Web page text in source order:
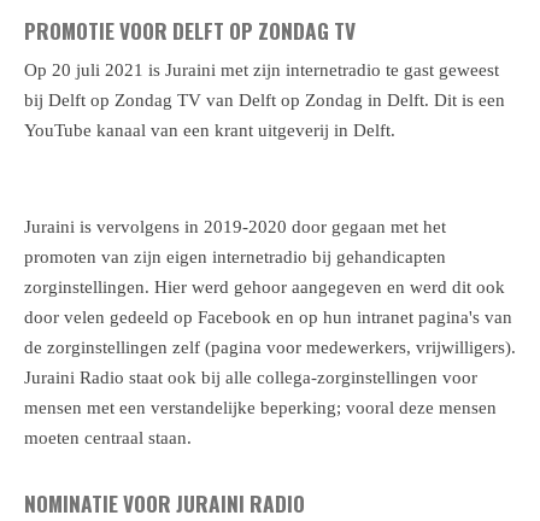
PROMOTIE VOOR DELFT OP ZONDAG TV
Op 20 juli 2021 is Juraini met zijn internetradio te gast geweest
bij Delft op Zondag TV van Delft op Zondag in Delft. Dit is een
YouTube kanaal van een krant uitgeverij in Delft.
Juraini is vervolgens in 2019-2020 door gegaan met het
promoten van zijn eigen internetradio bij gehandicapten
zorginstellingen. Hier werd gehoor aangegeven en werd dit ook
door velen gedeeld op Facebook en op hun intranet pagina's van
de zorginstellingen zelf (pagina voor medewerkers, vrijwilligers).
Juraini Radio staat ook bij alle collega-zorginstellingen voor
mensen met een verstandelijke beperking; vooral deze mensen
moeten centraal staan.
NOMINATIE VOOR JURAINI RADIO